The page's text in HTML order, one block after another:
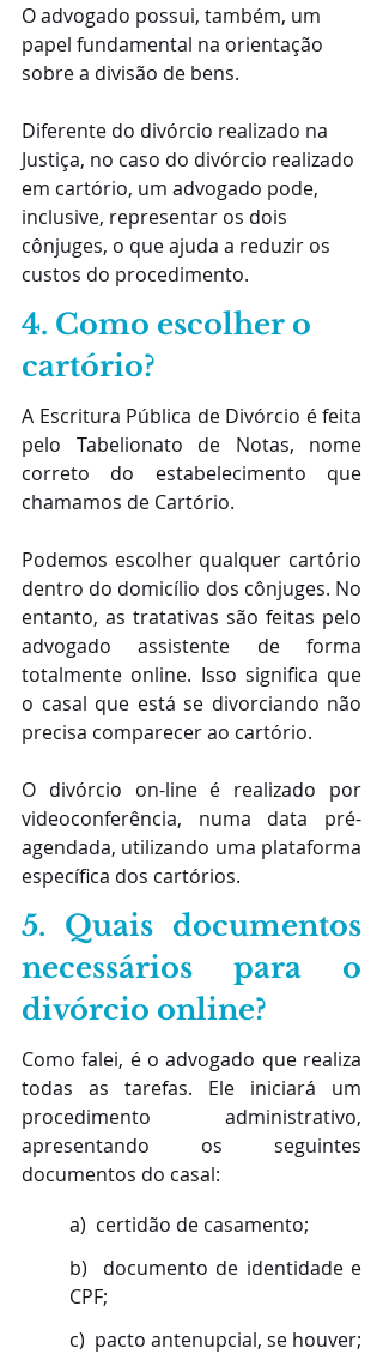
O advogado possui, também, um
papel fundamental na orientação
sobre a divisão de bens.
Diferente do divórcio realizado na
Justiça, no caso do divórcio realizado
em cartório, um advogado pode,
inclusive, representar os dois
cônjuges, o que ajuda a reduzir os
custos do procedimento.
4. Como escolher o
cartório?
A Escritura Pública de Divórcio é feita
pelo Tabelionato de Notas, nome
correto do estabelecimento que
chamamos de Cartório.
Podemos escolher qualquer cartório
dentro do domicílio dos cônjuges. No
entanto, as tratativas são feitas pelo
advogado assistente de forma
totalmente online. Isso significa que
o casal que está se divorciando não
precisa comparecer ao cartório.
O divórcio on-line é realizado por
videoconferência, numa data pré-
agendada, utilizando uma plataforma
específica dos cartórios.
5. Quais documentos
necessários para o
divórcio online?
Como falei, é o advogado que realiza
todas as tarefas. Ele iniciará um
procedimento administrativo,
apresentando os seguintes
documentos do casal:
a)  certidão de casamento;
b)  documento de identidade e
CPF;
c)  pacto antenupcial, se houver;